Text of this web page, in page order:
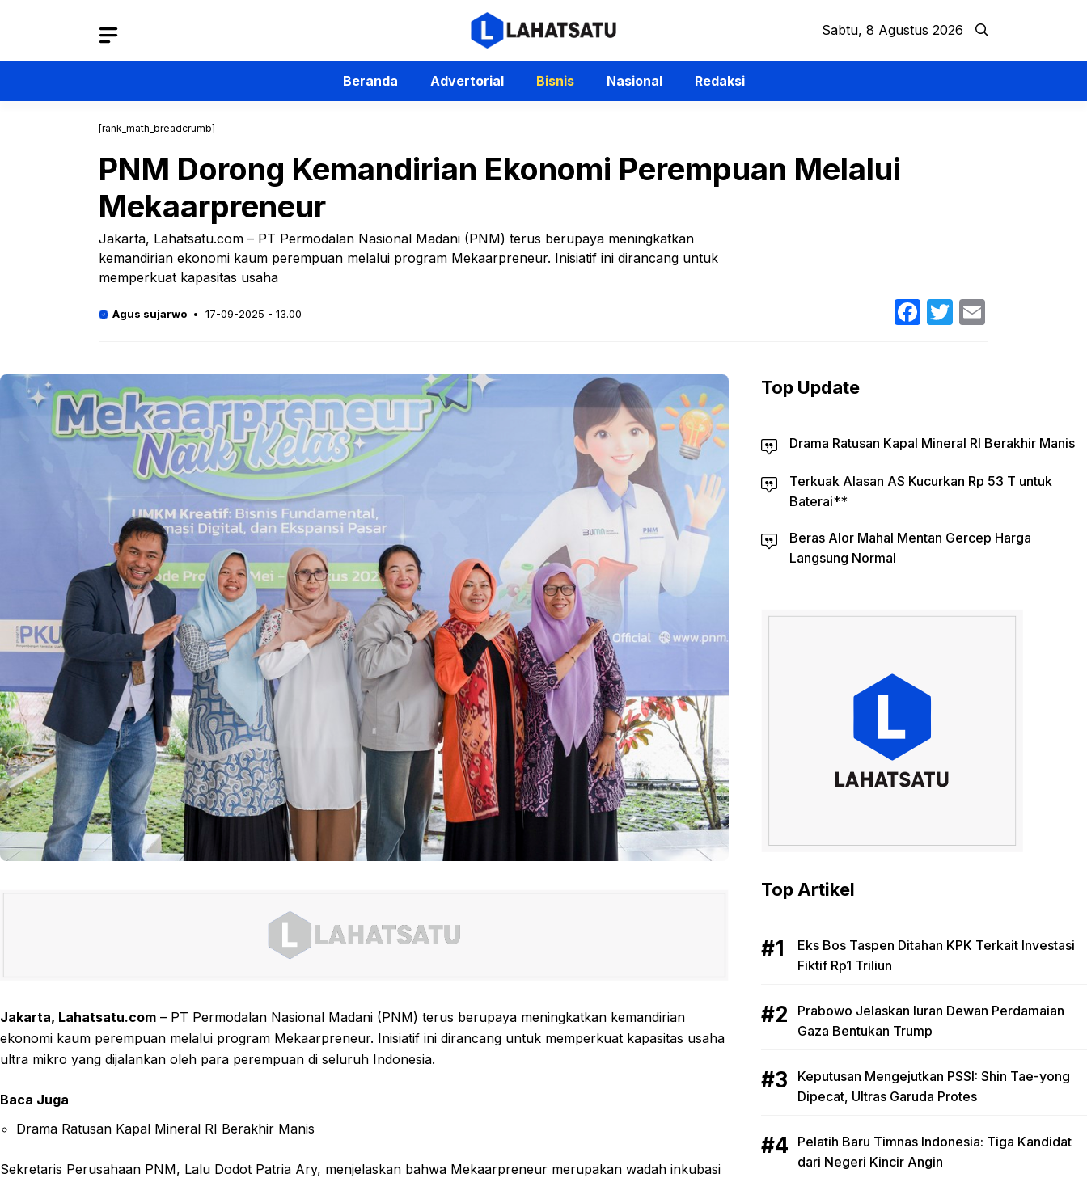
Sabtu, 8 Agustus 2026
Beranda Advertorial Bisnis Nasional Redaksi
[rank_math_breadcrumb]
PNM Dorong Kemandirian Ekonomi Perempuan Melalui
Mekaarpreneur
Jakarta, Lahatsatu.com – PT Permodalan Nasional Madani (PNM) terus berupaya meningkatkan
kemandirian ekonomi kaum perempuan melalui program Mekaarpreneur. Inisiatif ini dirancang untuk
memperkuat kapasitas usaha
Agus sujarwo 17-09-2025 - 13.00 Facebook
Twitter
Jakarta, Lahatsatu.com – PT Permodalan Nasional Madani (PNM) terus berupaya meningkatkan kemandirian
ekonomi kaum perempuan melalui program Mekaarpreneur. Inisiatif ini dirancang untuk memperkuat kapasitas usaha
ultra mikro yang dijalankan oleh para perempuan di seluruh Indonesia.
Baca Juga
Drama Ratusan Kapal Mineral RI Berakhir Manis
Sekretaris Perusahaan PNM, Lalu Dodot Patria Ary, menjelaskan bahwa Mekaarpreneur merupakan wadah inkubasi
Top Update
Drama Ratusan Kapal Mineral RI Berakhir Manis
Terkuak Alasan AS Kucurkan Rp 53 T untuk
Baterai**
Beras Alor Mahal Mentan Gercep Harga
Langsung Normal
Top Artikel
Eks Bos Taspen Ditahan KPK Terkait Investasi
Fiktif Rp1 Triliun
Prabowo Jelaskan Iuran Dewan Perdamaian
Gaza Bentukan Trump
Keputusan Mengejutkan PSSI: Shin Tae-yong
Dipecat, Ultras Garuda Protes
Pelatih Baru Timnas Indonesia: Tiga Kandidat
dari Negeri Kincir Angin